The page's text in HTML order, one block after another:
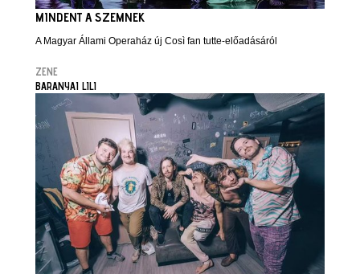
MINDENT A SZEMNEK
A Magyar Állami Operaház új Così fan tutte-előadásáról
ZENE
BARANYAI LILI